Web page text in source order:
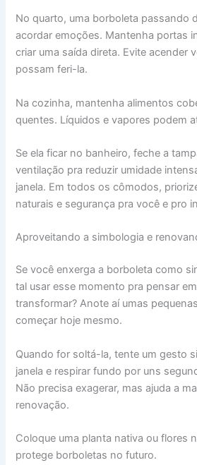
No quarto, uma borboleta passando
acordar emoções. Mantenha portas
criar uma saída direta. Evite acender
possam feri-la.
Na cozinha, mantenha alimentos
quentes. Líquidos e vapores podem
Se ela ficar no banheiro, feche a
ventilação pra reduzir umidade
janela. Em todos os cômodos,
naturais e segurança pra você e pro
Aproveitando a simbologia e
Se você enxerga a borboleta como
tal usar esse momento pra pensar
transformar? Anote aí umas
começar hoje mesmo.
Quando for soltá-la, tente um gesto
janela e respirar fundo por uns
Não precisa exagerar, mas ajuda a
renovação.
Coloque uma planta nativa ou flores
protege borboletas no futuro.